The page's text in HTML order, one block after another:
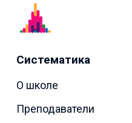
Систематика
О школе
Преподаватели